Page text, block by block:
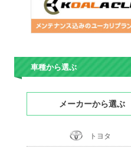
車種から選ぶ
メーカーから選ぶ
トヨタ